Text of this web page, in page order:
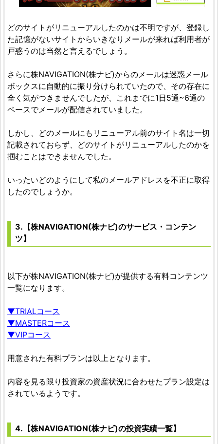
どのサイトがリニューアルしたのかは不明ですが、登録し
た記憶がないサイトからいきなりメールが来れば利用者が
戸惑うのは当然と言えるでしょう。
さらに株NAVIGATION(株ナビ)からのメールは迷惑メール
ボックスに自動的に振り分けられていたので、その存在に
全く気がつきませんでしたが、これまでに1日5通~6通の
ペースでメールが配信されていました。
しかし、どのメールにもリニューアル前のサイト名は一切
記載されておらず、どのサイトがリニューアルしたのかを
掴むことはできませんでした。
いったいどのようにして私のメールアドレスを不正に取得
したのでしょうか。
3.【株NAVIGATION(株ナビ)のサービス・コンテン
ツ】
以下が株NAVIGATION(株ナビ)が提供する有料コンテンツ
一覧になります。
▼TRIALコース
▼MASTERコース
▼VIPコース
用意された有料プランは以上となります。
内容を見る限り投資家の資産状況に合わせたプラン設定は
されているようです。
4.【株NAVIGATION(株ナビ)の投資実績一覧】